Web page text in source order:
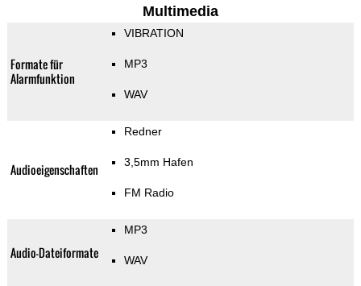
Multimedia
Formate für
Alarmfunktion
VIBRATION
MP3
WAV
Audioeigenschaften
Redner
3,5mm Hafen
FM Radio
Audio-Dateiformate
MP3
WAV